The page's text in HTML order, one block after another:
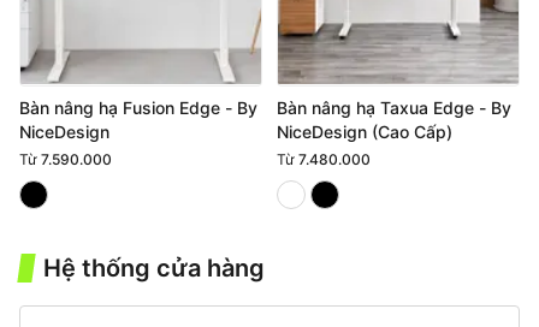
Bàn nâng hạ Fusion Edge - By
NiceDesign
Từ 7.590.000
Bàn nâng hạ Taxua Edge - By
NiceDesign (Cao Cấp)
Từ 7.480.000
Hệ thống cửa hàng